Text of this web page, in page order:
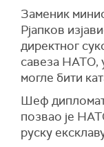
Заменик
Рјапков
директног
савеза НАТО,
могле бити
Шеф
позвао је
руску